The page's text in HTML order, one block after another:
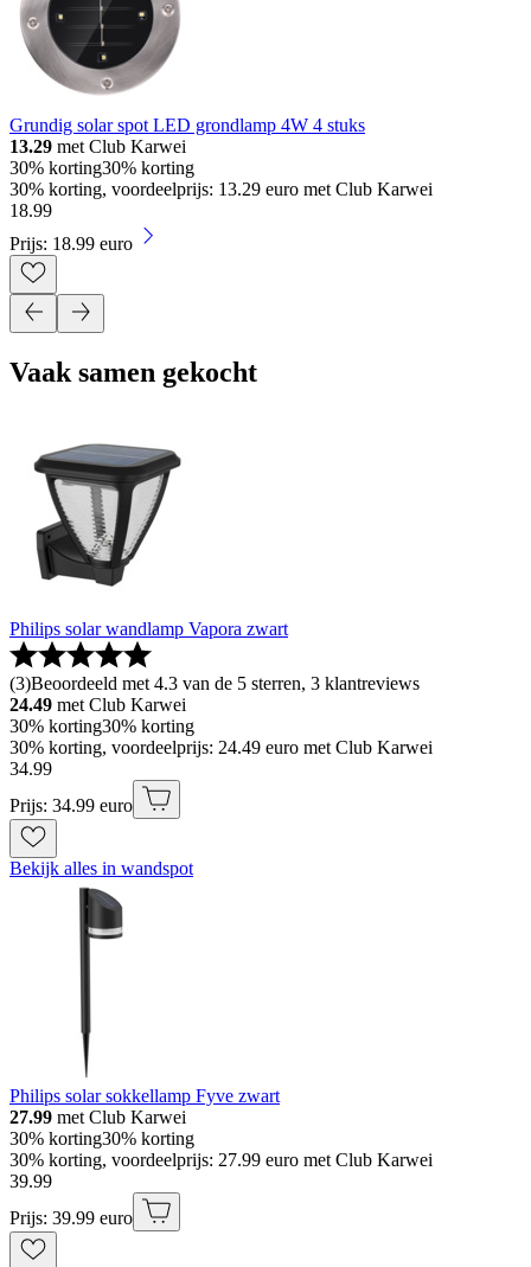
Grundig solar spot LED grondlamp 4W 4 stuks
13.29 met Club Karwei
30% korting30% korting
30% korting, voordeelprijs: 13.29 euro met Club Karwei
18.99
Prijs: 18.99 euro
Vaak samen gekocht
Philips solar wandlamp Vapora zwart
(3)Beoordeeld met 4.3 van de 5 sterren, 3 klantreviews
24.49 met Club Karwei
30% korting30% korting
30% korting, voordeelprijs: 24.49 euro met Club Karwei
34.99
Prijs: 34.99 euro
Bekijk alles in wandspot
Philips solar sokkellamp Fyve zwart
27.99 met Club Karwei
30% korting30% korting
30% korting, voordeelprijs: 27.99 euro met Club Karwei
39.99
Prijs: 39.99 euro